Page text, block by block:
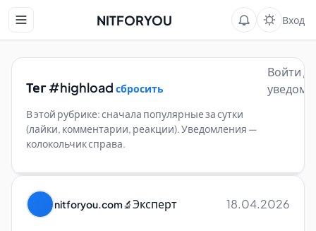
NITFORYOU Вход
Тег #highload сбросить
В этой рубрике: сначала популярные за сутки
(лайки, комментарии, реакции). Уведомления —
колокольчик справа.
Войти
nitforyou.com🔬Эксперт 18.04.2026